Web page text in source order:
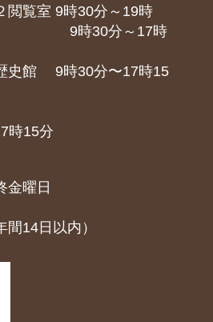
覧室 9時30分～19時
9時30分～17時
史館 9時30分〜17時15
時15分
金曜日
14日以内）